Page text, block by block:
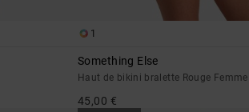
1
Something Else
Haut de bikini bralette Rouge Femme
45,00 €